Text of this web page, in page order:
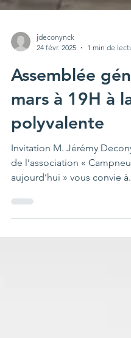
jdeconynck
1 min de
Assemblée
mars à 19H à la
polyvalente
Invitation M. Jérémy Deconynck, président
de l’association «